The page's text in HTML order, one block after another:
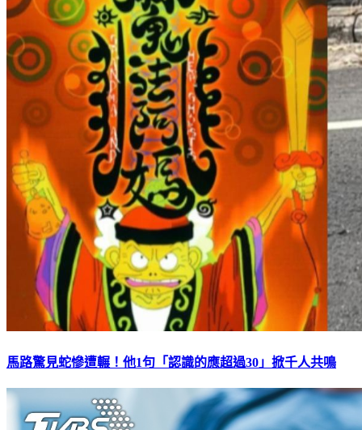
馬路驚見蛇慘遭輾！他1句「認識的應超過30」掀千人共鳴